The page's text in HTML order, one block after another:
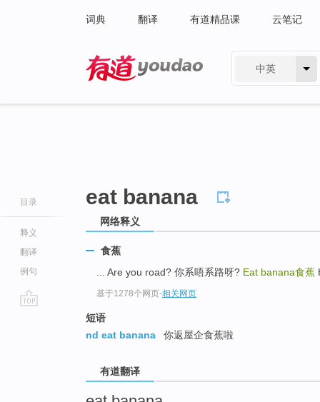
词典 翻译 有道精品课 云笔记
中英
目录
释义
翻译
例句
eat banana
网络释义
食蕉
... Are you road? 你系唔系路呀? Eat banana食蕉
基于1278个网页-相关网页
短语
nd eat banana
你返屋企食蕉啦
有道翻译